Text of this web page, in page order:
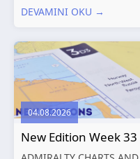
Marine, denizcilik
düzenleyici gereklilikleri
ve dijitalleşen
operasyonel ihtiyaçları
doğrultusunda kapsamlı
Dijital Yayınlar ve Uyum
Yönetimi çözümleri
sunmaktadır.
Hizmetlerimiz; gemi
DEVAMINI OKU →
04.08.2026
New Edition Week 33